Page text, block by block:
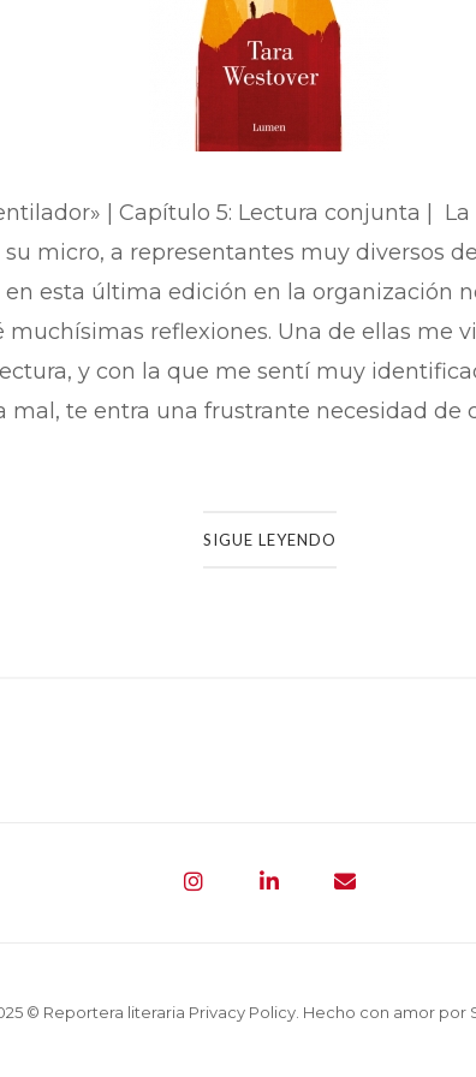
| Capítulo 5: Lectura conjunta |
su micro, a representantes muy diversos
esta última edición en la organización
reflexiones. Una de ellas me
y con la que me sentí muy
mal, te entra una frustrante necesidad de
SIGUE LEYENDO
© Reportera literaria Privacy Policy. Hecho con amor por